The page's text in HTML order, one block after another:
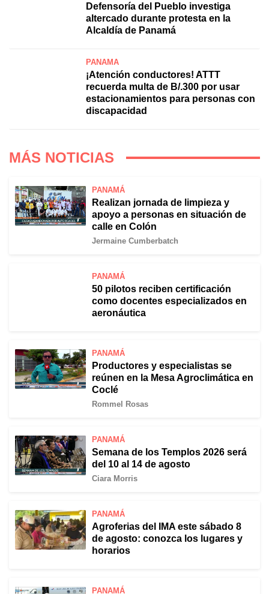
Defensoría del Pueblo investiga
altercado durante protesta en la
Alcaldía de Panamá
PANAMÁ
¡Atención conductores! ATTT
recuerda multa de B/.300 por usar
estacionamientos para personas con
discapacidad
MÁS NOTICIAS
PANAMÁ
Realizan jornada de limpieza y
apoyo a personas en situación de
calle en Colón
Jermaine Cumberbatch
PANAMÁ
50 pilotos reciben certificación
como docentes especializados en
aeronáutica
PANAMÁ
Productores y especialistas se
reúnen en la Mesa Agroclimática en
Coclé
Rommel Rosas
PANAMÁ
Semana de los Templos 2026 será
del 10 al 14 de agosto
Ciara Morris
PANAMÁ
Agroferias del IMA este sábado 8
de agosto: conozca los lugares y
horarios
PANAMÁ